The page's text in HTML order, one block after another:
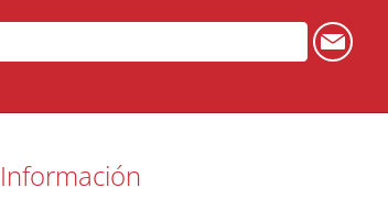
Información